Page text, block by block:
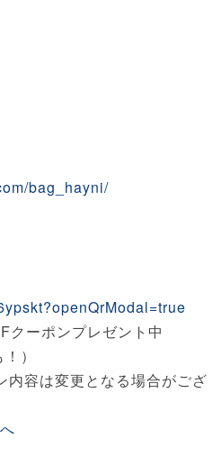
bag_hayni/
クーポンプレゼント中
）
内容は変更となる場合がござ